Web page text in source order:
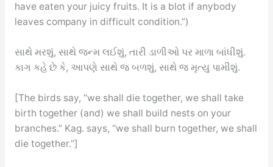
have eaten your juicy fruits. It is a blot if anybody
leaves company in difficult condition.”)
સાથે મરશું, સાથે જન્મ લઈશું, તારી ડાળીઓ પર માળા બાંધીશું.
કાગ કહે છે કે, આપણે સાથે જ બળશું, સાથે જ મૃત્યુ પામીશું.
[The birds say, “we shall die together, we shall take
birth together (and) we shall build nests on your
branches.” Kag. says, “we shall burn together, we shall
die together.”]